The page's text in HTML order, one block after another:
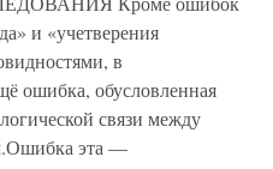
и «учетверения
в
ошибка, обусловленная
связи между
эта —